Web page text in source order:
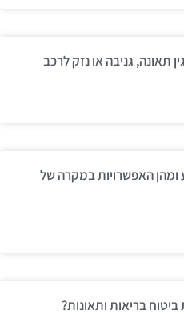
תאונה, גניבה או נזק לרכב
ומהן האפשרויות במקרה של
בריאות ותאונות?